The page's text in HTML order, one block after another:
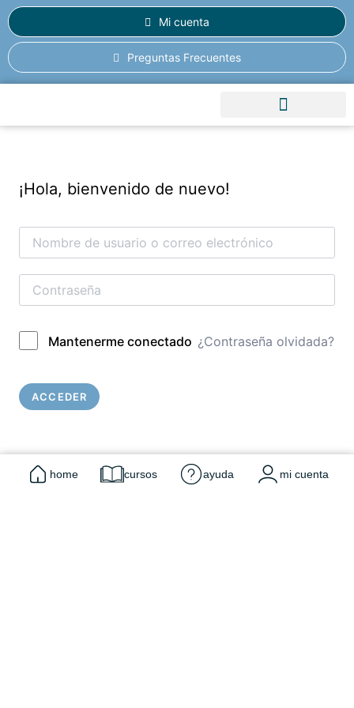
Mi cuenta
Preguntas Frecuentes
¡Hola, bienvenido de nuevo!
Mantenerme conectado ¿Contraseña olvidada?
ACCEDER
home cursos ayuda mi cuenta